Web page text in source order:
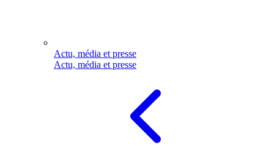
Actu, média et presse
Actu, média et presse